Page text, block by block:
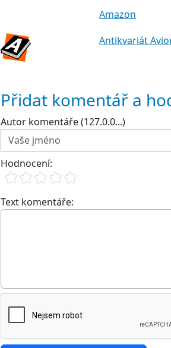
Amazon
Antikvariát
Přidat komentář a
Autor komentáře (127.0.0...)
Hodnocení:
Text komentáře: